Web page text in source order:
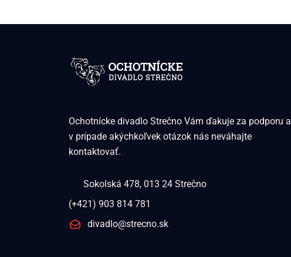
Ochotnícke divadlo Strečno Vám ďakuje za podporu a
v prípade akýchkoľvek otázok nás neváhajte
kontaktovať.
Sokolská 478, 013 24 Strečno
(+421) 903 814 781
divadlo@strecno.sk